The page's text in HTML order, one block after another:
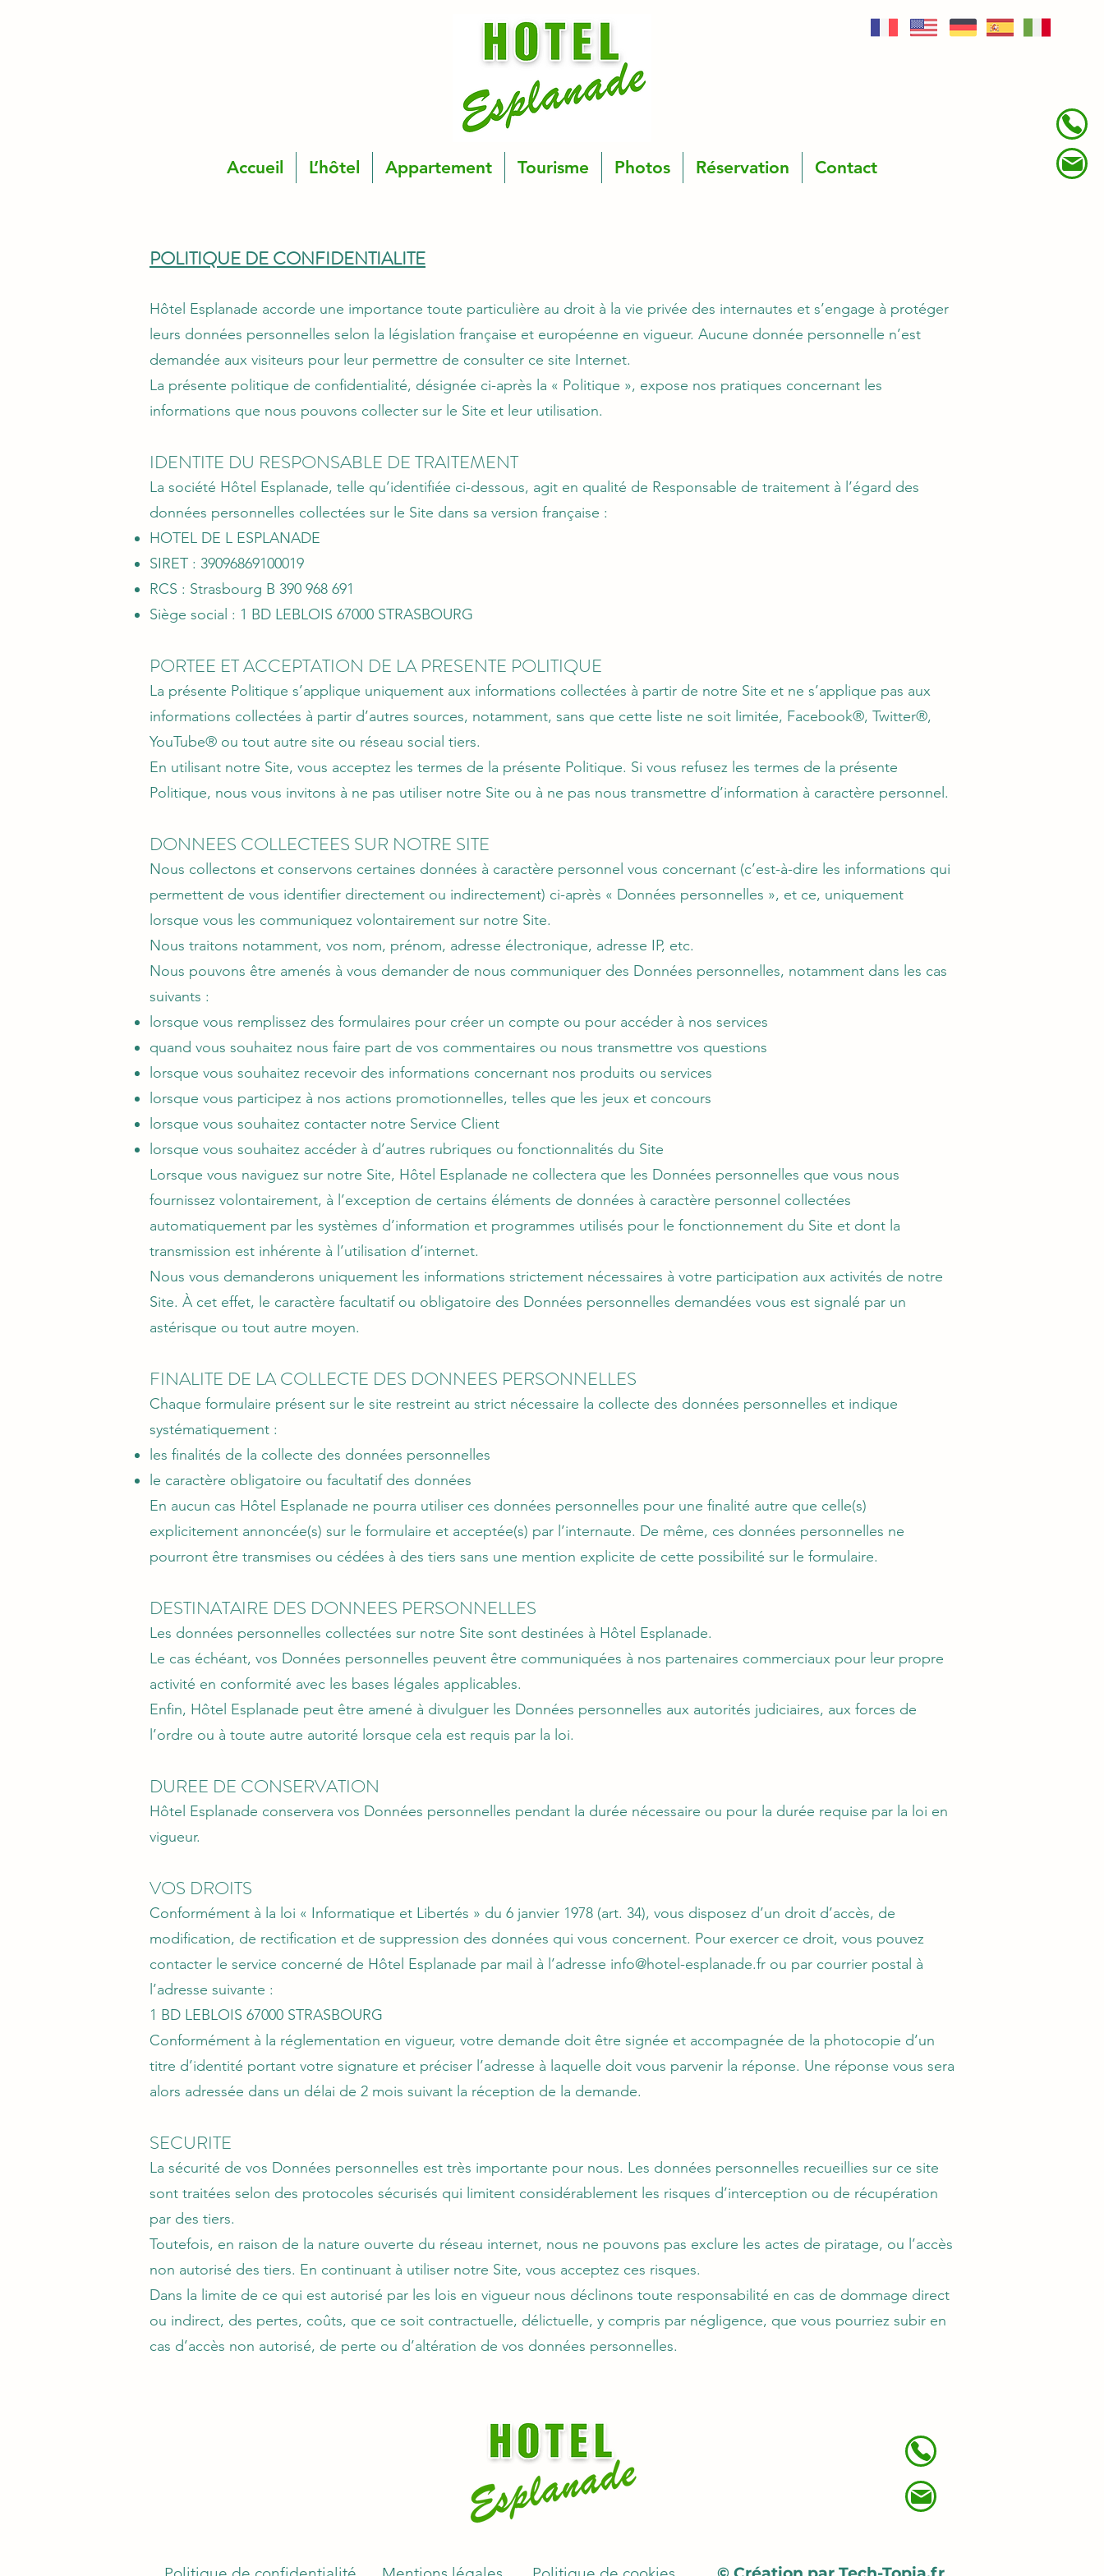
Accueil L’hôtel Appartement Tourisme Photos Réservation Contact
POLITIQUE DE CONFIDENTIALITE
Hôtel Esplanade accorde une importance toute particulière au droit à la vie privée des internautes et s’engage à protéger
leurs données personnelles selon la législation française et européenne en vigueur. Aucune donnée personnelle n’est
demandée aux visiteurs pour leur permettre de consulter ce site Internet.
La présente politique de confidentialité, désignée ci-après la « Politique », expose nos pratiques concernant les
informations que nous pouvons collecter sur le Site et leur utilisation.
IDENTITE DU RESPONSABLE DE TRAITEMENT
La société Hôtel Esplanade, telle qu’identifiée ci-dessous, agit en qualité de Responsable de traitement à l’égard des
données personnelles collectées sur le Site dans sa version française :​
HOTEL DE L ESPLANADE
SIRET : 39096869100019
RCS : Strasbourg B 390 968 691
Siège social : 1 BD LEBLOIS 67000 STRASBOURG
PORTEE ET ACCEPTATION DE LA PRESENTE POLITIQUE
La présente Politique s’applique uniquement aux informations collectées à partir de notre Site et ne s’applique pas aux
informations collectées à partir d’autres sources, notamment, sans que cette liste ne soit limitée, Facebook®, Twitter®,
YouTube® ou tout autre site ou réseau social tiers.
En utilisant notre Site, vous acceptez les termes de la présente Politique. Si vous refusez les termes de la présente
Politique, nous vous invitons à ne pas utiliser notre Site ou à ne pas nous transmettre d’information à caractère personnel.
DONNEES COLLECTEES SUR NOTRE SITE
Nous collectons et conservons certaines données à caractère personnel vous concernant (c’est-à-dire les informations qui
permettent de vous identifier directement ou indirectement) ci-après « Données personnelles », et ce, uniquement
lorsque vous les communiquez volontairement sur notre Site.
Nous traitons notamment, vos nom, prénom, adresse électronique, adresse IP, etc.
Nous pouvons être amenés à vous demander de nous communiquer des Données personnelles, notamment dans les cas
suivants :
lorsque vous remplissez des formulaires pour créer un compte ou pour accéder à nos services
quand vous souhaitez nous faire part de vos commentaires ou nous transmettre vos questions
lorsque vous souhaitez recevoir des informations concernant nos produits ou services
lorsque vous participez à nos actions promotionnelles, telles que les jeux et concours
lorsque vous souhaitez contacter notre Service Client
lorsque vous souhaitez accéder à d’autres rubriques ou fonctionnalités du Site
Lorsque vous naviguez sur notre Site, Hôtel Esplanade ne collectera que les Données personnelles que vous nous
fournissez volontairement, à l’exception de certains éléments de données à caractère personnel collectées
automatiquement par les systèmes d’information et programmes utilisés pour le fonctionnement du Site et dont la
transmission est inhérente à l’utilisation d’internet.
Nous vous demanderons uniquement les informations strictement nécessaires à votre participation aux activités de notre
Site. À cet effet, le caractère facultatif ou obligatoire des Données personnelles demandées vous est signalé par un
astérisque ou tout autre moyen.
FINALITE DE LA COLLECTE DES DONNEES PERSONNELLES
Chaque formulaire présent sur le site restreint au strict nécessaire la collecte des données personnelles et indique
systématiquement :
les finalités de la collecte des données personnelles
le caractère obligatoire ou facultatif des données
En aucun cas Hôtel Esplanade ne pourra utiliser ces données personnelles pour une finalité autre que celle(s)
explicitement annoncée(s) sur le formulaire et acceptée(s) par l’internaute. De même, ces données personnelles ne
pourront être transmises ou cédées à des tiers sans une mention explicite de cette possibilité sur le formulaire.
DESTINATAIRE DES DONNEES PERSONNELLES
Les données personnelles collectées sur notre Site sont destinées à Hôtel Esplanade.
Le cas échéant, vos Données personnelles peuvent être communiquées à nos partenaires commerciaux pour leur propre
activité en conformité avec les bases légales applicables.
Enfin, Hôtel Esplanade peut être amené à divulguer les Données personnelles aux autorités judiciaires, aux forces de
l’ordre ou à toute autre autorité lorsque cela est requis par la loi.
DUREE DE CONSERVATION
Hôtel Esplanade conservera vos Données personnelles pendant la durée nécessaire ou pour la durée requise par la loi en
vigueur.
VOS DROITS
Conformément à la loi « Informatique et Libertés » du 6 janvier 1978 (art. 34), vous disposez d’un droit d’accès, de
modification, de rectification et de suppression des données qui vous concernent. Pour exercer ce droit, vous pouvez
contacter le service concerné de Hôtel Esplanade par mail à l’adresse info@hotel-esplanade.fr ou par courrier postal à
l’adresse suivante :
1 BD LEBLOIS 67000 STRASBOURG
Conformément à la réglementation en vigueur, votre demande doit être signée et accompagnée de la photocopie d’un
titre d’identité portant votre signature et préciser l’adresse à laquelle doit vous parvenir la réponse. Une réponse vous sera
alors adressée dans un délai de 2 mois suivant la réception de la demande.
SECURITE
La sécurité de vos Données personnelles est très importante pour nous. Les données personnelles recueillies sur ce site
sont traitées selon des protocoles sécurisés qui limitent considérablement les risques d’interception ou de récupération
par des tiers.
Toutefois, en raison de la nature ouverte du réseau internet, nous ne pouvons pas exclure les actes de piratage, ou l’accès
non autorisé des tiers. En continuant à utiliser notre Site, vous acceptez ces risques.
Dans la limite de ce qui est autorisé par les lois en vigueur nous déclinons toute responsabilité en cas de dommage direct
ou indirect, des pertes, coûts, que ce soit contractuelle, délictuelle, y compris par négligence, que vous pourriez subir en
cas d’accès non autorisé, de perte ou d’altération de vos données personnelles.